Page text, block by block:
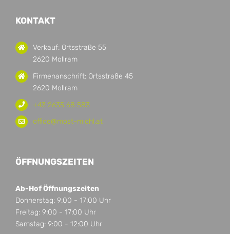
KONTAKT
Verkauf: Ortsstraße 55
2620 Mollram
Firmenanschrift: Ortsstraße 45
2620 Mollram
+43 2635 68 583
office@most-michl.at
ÖFFNUNGSZEITEN
Ab-Hof Öffnungszeiten
Donnerstag: 9:00 - 17:00 Uhr
Freitag: 9:00 - 17:00 Uhr
Samstag: 9:00 - 12:00 Uhr